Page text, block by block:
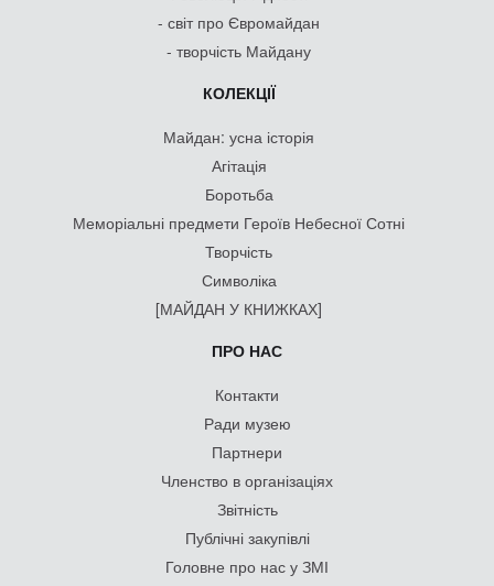
- світ про Євромайдан
- творчість Майдану
КОЛЕКЦІЇ
Майдан: усна історія
Агітація
Боротьба
Меморіальні предмети Героїв Небесної Сотні
Творчість
Символіка
[МАЙДАН У КНИЖКАХ]
ПРО НАС
Контакти
Ради музею
Партнери
Членство в організаціях
Звітність
Публічні закупівлі
Головне про нас у ЗМІ